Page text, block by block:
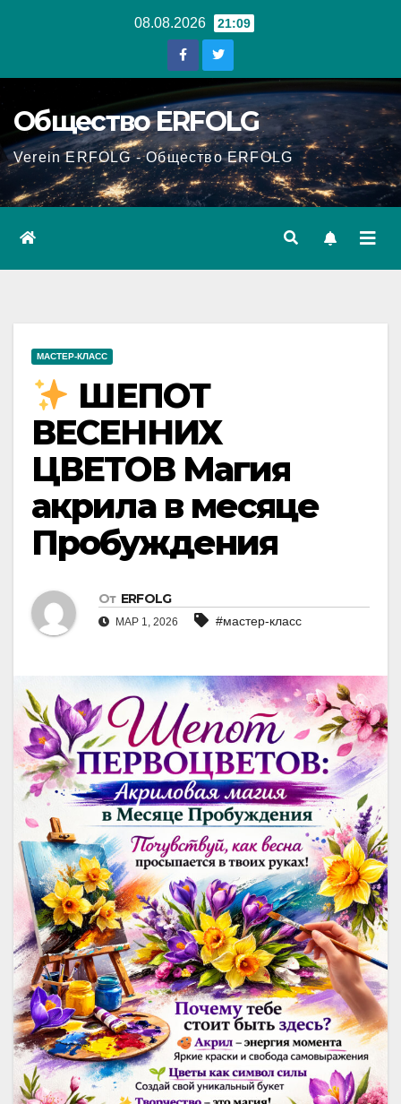
08.08.2026 21:09
Общество ERFOLG
Verein ERFOLG - Общество ERFOLG
МАСТЕР-КЛАСС
ШЕПОТ
ВЕСЕННИХ
ЦВЕТОВ Магия
акрила в месяце
Пробуждения
От ERFOLG
МАР 1, 2026 #мастер-класс